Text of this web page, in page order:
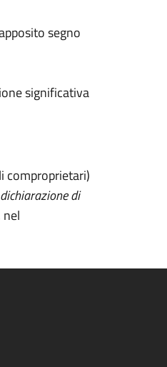
segno
significativa
comproprietari)
di